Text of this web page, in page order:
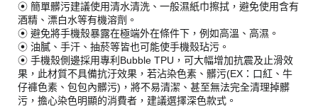
⦿ 簡單髒污建議使用清水清洗、一般濕紙巾擦拭，避免使用含有
酒精、漂白水等有機溶劑。
⦿ 避免將手機殼暴露在極端外在條件下，例如高溫、高濕。
⦿ 油膩、手汗、抽菸等皆也可能使手機殼玷污。
⦿ 手機殼側邊採用專利Bubble TPU，可大幅增加抗震及止滑效
果，此材質不具備抗汙效果，若沾染色素、髒污(EX：口紅、牛
仔褲色素、包包內髒污)，將不易清潔、甚至無法完全清理掉髒
污，擔心染色明顯的消費者，建議選擇深色款式。